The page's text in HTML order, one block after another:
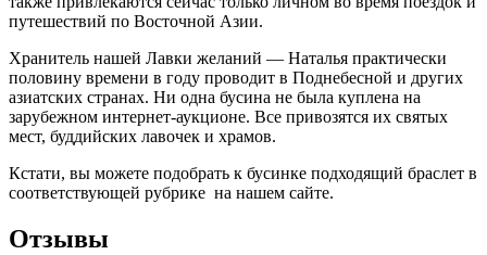
путешествий по Восточной Азии.
Хранитель нашей Лавки желаний — Наталья практически
половину времени в году проводит в Поднебесной и других
азиатских странах. Ни одна бусина не была куплена на
зарубежном интернет-аукционе. Все привозятся их святых
мест, буддийских лавочек и храмов.
Кстати, вы можете подобрать к бусинке подходящий браслет в
соответствующей рубрике на нашем сайте.
Отзывы